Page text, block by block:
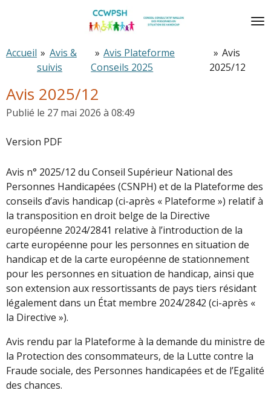
principal
Accueil » Avis &
suivis
» Avis Plateforme
Conseils 2025
» Avis
2025/12
Avis 2025/12
Publié le 27 mai 2026 à 08:49
Version PDF
Avis n° 2025/12 du Conseil Supérieur National des
Personnes Handicapées (CSNPH) et de la Plateforme des
conseils d’avis handicap (ci-après « Plateforme ») relatif à
la transposition en droit belge de la Directive
européenne 2024/2841 relative à l’introduction de la
carte européenne pour les personnes en situation de
handicap et de la carte européenne de stationnement
pour les personnes en situation de handicap, ainsi que
son extension aux ressortissants de pays tiers résidant
légalement dans un État membre 2024/2842 (ci-après «
la Directive »).
Avis rendu par la Plateforme à la demande du ministre de
la Protection des consommateurs, de la Lutte contre la
Fraude sociale, des Personnes handicapées et de l’Egalité
des chances.